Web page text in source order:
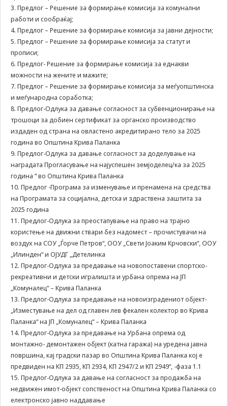
3. Предлог – Решение за формирање комисија за комунални
работи и сообраќај;
4. Предлог – Решение за формирање комисија за јавни дејности;
5. Предлог – Решение за формирање комисија за статут и
прописи;
6. Предлог- Решение за формирање комисија за еднакви
можности на жените и мажите;
7. Предлог – Решение за формирање комисија за меѓуопштинска
и меѓународна соработка;
8. Предлог-Одлука за давање согласност за субвенционирање на
трошоци за добиен сертификат за органско производство
издаден од страна на овластено акредитирано тело за 2025
година во Општина Крива Паланка
9. Предлог-Одлука за давање согласност за доделување на
наградата Прогласување на најуспешен земјоделец/ка за 2025
година “ во Општина Крива Паланка
10. Предлог -Програма за изменување и пренамена на средства
на Програмата за социјална, детска и здраствена заштита за
2025 година
11. Предлог-Одлука за преостапување на право на трајно
користење на движни ствари без надомест – прочистувачи на
воздух на СОУ „Ѓорче Петров“, ООУ „Свети Јоаким Крчовски“, ООУ
„Илинден“ и ОЈУДГ „Детелинка
12. Предлог-Одлука за предавање на новопоставени спортско-
рекреативни и детски игралишта и урбана опрема на ЈП
„Комуналец“ – Крива Паланка
13. Предлог-Одлука за предавање на новоизградениот објект-
„Изместување на дел од главен лев фекален колектор во Крива
Паланка“ на ЈП „Комуналец“ – Крива Паланка
14. Предлог-Одлука за предавање на Урбана опрема од
монтажно- демонтажен објект (катна гаража) на уредена јавна
површина, кај градски пазар во Општина Крива Паланка кој е
предвиден на КП 2935, КП 2934, КП 2947/2 и КП 2949“, -фаза 1.1
15. Предлог-Одлука за давање на согласност за продажба на
недвижен имот-објект сопственост на Општина Крива Паланка со
електронско јавно наддавање
користат со цел
овозможиме да
ги добиете
услугите кои сте
преку нашата веб
овие колачиња,
ги побарале нема
да може да Ви
бидат
испорачани.
автоматски ќе
бидат избришани
на тековната
сесија или
прелистувачот.
Овие колачиња
може да се
Вашите
претходни
што е на пример
пополнување на
апликација за
вработување
(„Apply for this
job“), при
враќање на
претходната
страница за
време на истата